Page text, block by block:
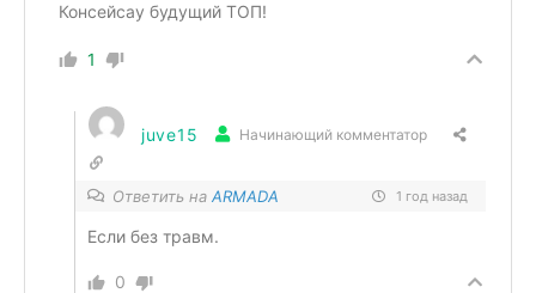
Консейсау будущий ТОП!
1
juve15 Начинающий комментатор
Ответить на ARMADA 1 год назад
Если без травм.
0